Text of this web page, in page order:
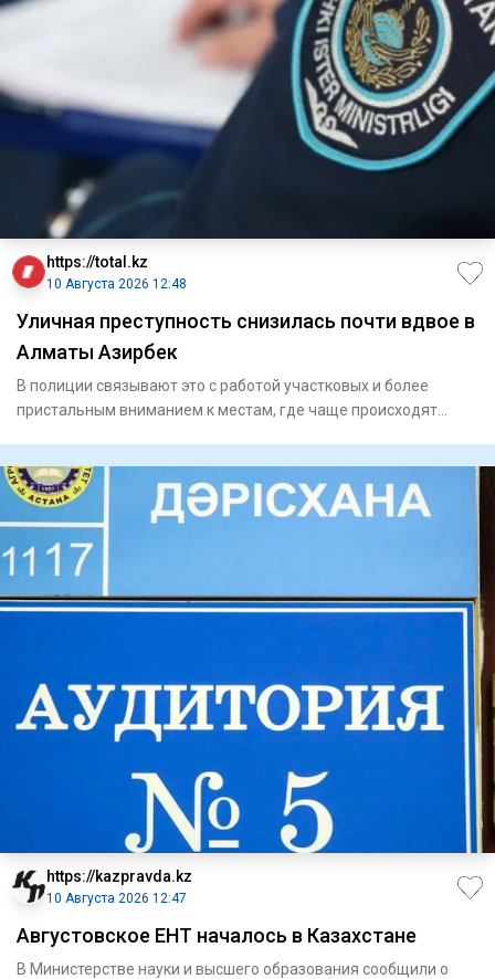
https://total.kz
10 Августа 2026 12:48
Уличная преступность снизилась почти вдвое в
Алматы Азирбек
В полиции связывают это с работой участковых и более
пристальным вниманием к местам, где чаще происходят
https://kazpravda.kz
10 Августа 2026 12:47
Августовское ЕНТ началось в Казахстане
В Министерстве науки и высшего образования сообщили о